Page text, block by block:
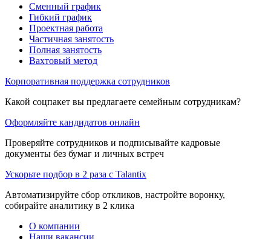
Сменный график
Гибкий график
Проектная работа
Частичная занятость
Полная занятость
Вахтовый метод
Корпоративная поддержка сотрудников
Какой соцпакет вы предлагаете семейным сотрудникам?
Оформляйте кандидатов онлайн
Проверяйте сотрудников и подписывайте кадровые
документы без бумаг и личных встреч
Ускорьте подбор в 2 раза с Talantix
Автоматизируйте сбор откликов, настройте воронку,
собирайте аналитику в 2 клика
О компании
Наши вакансии